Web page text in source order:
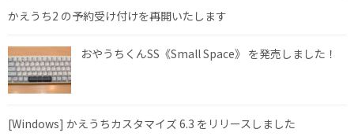
かえうち2 の予約受け付けを再開いたします
おやうちくんSS《Small Space》 を発売しました！
[Windows] かえうちカスタマイズ 6.3 をリリースしました